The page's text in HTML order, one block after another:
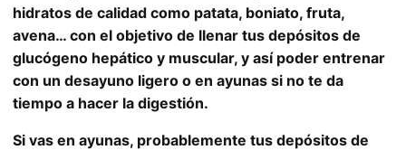
hidratos de calidad como patata, boniato, fruta,
avena… con el objetivo de llenar tus depósitos de
glucógeno hepático y muscular, y así poder entrenar
con un desayuno ligero o en ayunas si no te da
tiempo a hacer la digestión.
Si vas en ayunas, probablemente tus depósitos de